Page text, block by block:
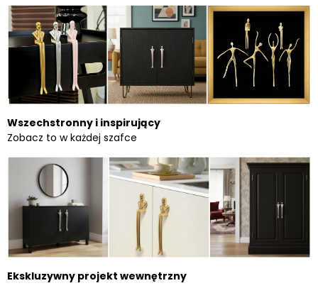
Wszechstronny i inspirujący
Zobacz to w każdej szafce
Ekskluzywny projekt wewnętrzny